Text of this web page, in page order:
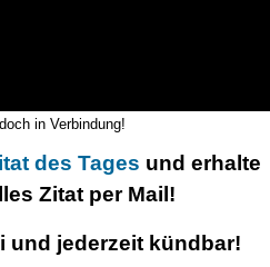
in Verbindung!
des Tages und erhalte
Zitat per Mail!
und jederzeit kündbar!